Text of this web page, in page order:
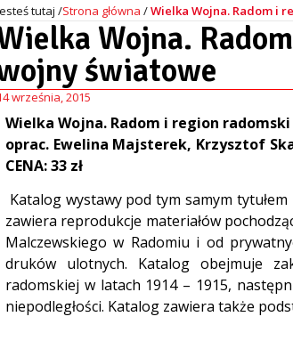
Strona główna /Wielka Wojna. Radom i
Wojna.
światowe
września, 2015
Wielka Wojna. Radom i region
oprac. Ewelina Majsterek, Krzysztof
CENA: 33 zł
Katalog wystawy pod tym samym
zawiera reprodukcje materiałów
Malczewskiego w Radomiu i od
druków ulotnych. Katalog obejmuje
radomskiej w latach 1914 – 1915,
niepodległości. Katalog zawiera także